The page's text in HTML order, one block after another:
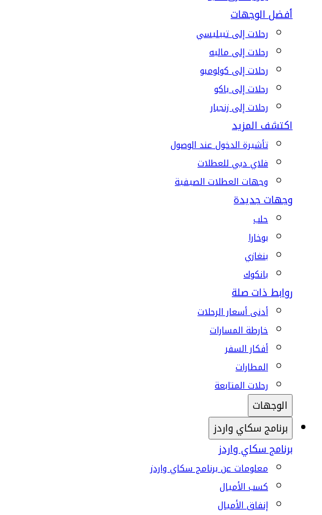
أفضل الوجهات
رحلات إلى تبيليسي
رحلات إلى ماليه
رحلات إلى كولومبو
رحلات إلى باكو
رحلات إلى زنجبار
اكتشف المزيد
تأشيرة الدخول عند الوصول
فلاي دبي للعطلات
وجهات العطلات الصيفية
وجهات جديدة
حلب
بوخارا
بنغازي
بانكوك
روابط ذات صلة
أدنى أسعار الرحلات
خارطة المسارات
أفكار السفر
المطارات
رحلات المتابعة
الوجهات
برنامج سكاي واردز
برنامج سكاي واردز
معلومات عن برنامج سكاي واردز
كسب الأميال
إنفاق الأميال